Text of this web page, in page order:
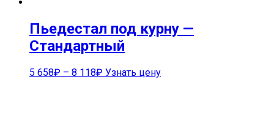
Пьедестал под курну —
Стандартный
5 658₽ – 8 118₽ Узнать цену